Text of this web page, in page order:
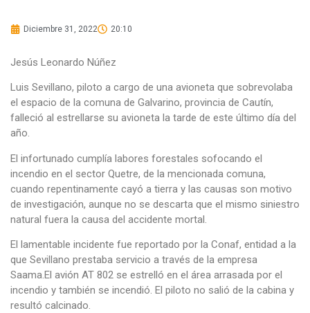
Diciembre 31, 2022 20:10
Jesús Leonardo Núñez
Luis Sevillano, piloto a cargo de una avioneta que sobrevolaba
el espacio de la comuna de Galvarino, provincia de Cautín,
falleció al estrellarse su avioneta la tarde de este último día del
año.
El infortunado cumplía labores forestales sofocando el
incendio en el sector Quetre, de la mencionada comuna,
cuando repentinamente cayó a tierra y las causas son motivo
de investigación, aunque no se descarta que el mismo siniestro
natural fuera la causa del accidente mortal.
El lamentable incidente fue reportado por la Conaf, entidad a la
que Sevillano prestaba servicio a través de la empresa
Saama.El avión AT 802 se estrelló en el área arrasada por el
incendio y también se incendió. El piloto no salió de la cabina y
resultó calcinado.